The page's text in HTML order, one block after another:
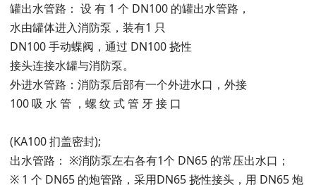
罐出水管路： 设 有 1 个 DN100 的罐出水管路，
水由罐体进入消防泵，装有1 只
DN100 手动蝶阀，通过 DN100 挠性
接头连接水罐与消防泵。
外进水管路：消防泵后部有一个外进水口，外接
100 吸 水 管 ，螺 纹 式 管 牙 接 口
(KA100 扪盖密封);
出水管路： ※消防泵左右各有1个 DN65 的常压出水口；
※ 1 个 DN65 的炮管路，采用DN65 挠性接头，用 DN65 炮